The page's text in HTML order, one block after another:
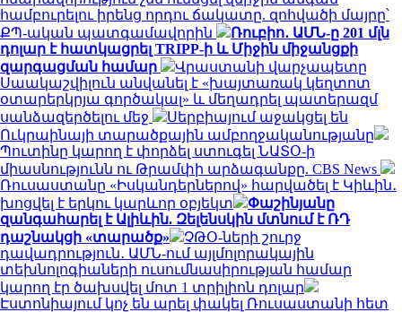
համբուրելու իրենց որդու ճակատը. զոհվածի մայրը՝
ՔՊ-ական պատգամավորին
Ռուբիո․ ԱՄՆ-ը 201 մլն
դոլար է հատկացրել TRIPP-ի և Միջին միջանցքի
զարգացման համար
Վրաստանի վարչապետը
Սաակաշվիլուն անվանել է «խայտառակ կեղտոտ
օտարերկրյա գործակալ» և մեղադրել պատերազմ
սանձազերծելու մեջ
Սերբիայում աջակցել են
Ուկրաինայի տարածքային ամբողջականությանը
Պուտինը կարող է փորձել ստուգել ՆԱՏՕ-ի
միասնությունն ու Թրամփի արձագանքը. CBS News
Ռուսաստանը «Իսկանդերներով» հարվածել է Կիևին․
խոցվել է երկու կարևոր օբյեկտ
Փաշինյանը
զանգահարել է Ալիևին. Զելենսկին մտնում է ՌԴ
դաշնակցի «տարածք»
ՉԹՕ-ների շուրջ
դավադրություն․ ԱՄՆ-ում այլմոլորակային
տեխնոլոգիաների ուսումնասիրության համար
կարող էր ծախսվել մոտ 1 տրիլիոն դոլար
Էստոնիայում կոչ են արել փակել Ռուսաստանի հետ